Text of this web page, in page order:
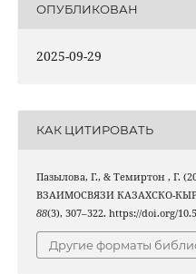
ОПУБЛИКОВАН
2025-09-29
КАК ЦИТИРОВАТЬ
Пазылова, Г., & Темиртон , Г.
ВЗАИМОСВЯЗИ КАЗАХСКО-
88(3), 307–322. https://doi.org/
Другие форматы